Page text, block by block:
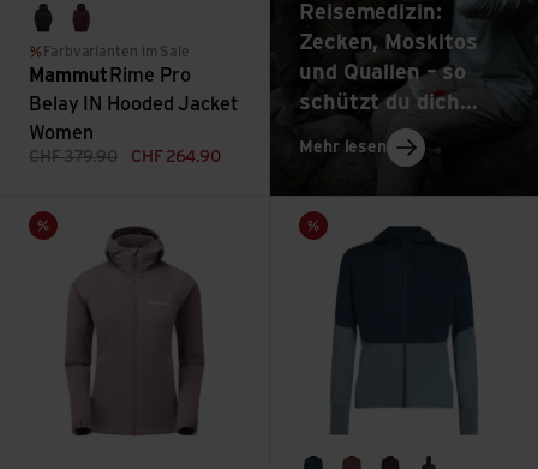
blackvin/black
Farbvarianten im Sale
Mammut Rime Pro
Belay IN Hooded Jacket
Women
CHF379.90 CHF 264.90
Reisemedizin:
Zecken, Moskitos
und Quallen – so
schützt du dich
Mehr lesen: Reisemedizin:
Sale
Women's Fireball Lite Hoodie ansehen
Sale
M Merino 200 Realfleece